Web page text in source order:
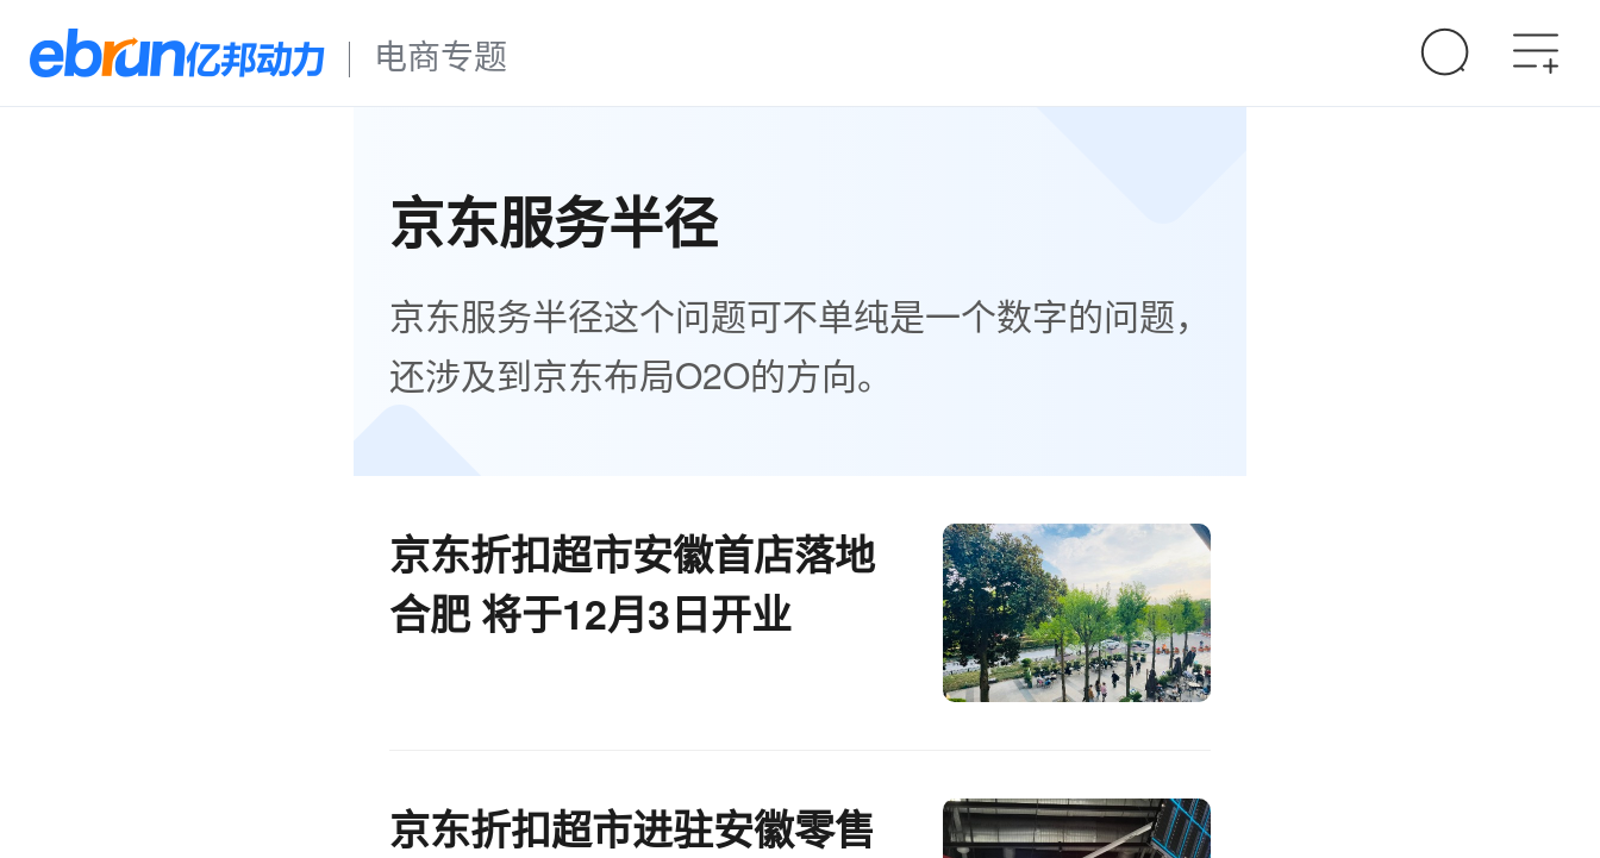
电商专题
京东服务半径
京东服务半径这个问题可不单纯是一个数字的问题，
还涉及到京东布局O2O的方向。
京东折扣超市安徽首店落地
合肥 将于12月3日开业
京东折扣超市进驻安徽零售